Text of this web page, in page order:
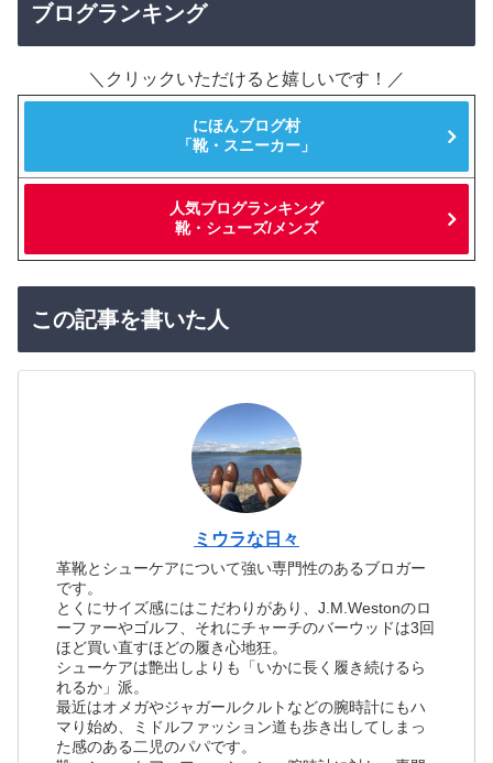
ブログランキング
＼クリックいただけると嬉しいです！／
にほんブログ村
「靴・スニーカー」
人気ブログランキング
靴・シューズ/メンズ
この記事を書いた人
ミウラな日々
革靴とシューケアについて強い専門性のあるブロガー
です。
とくにサイズ感にはこだわりがあり、J.M.Westonのロ
ーファーやゴルフ、それにチャーチのバーウッドは3回
ほど買い直すほどの履き心地狂。
シューケアは艶出しよりも「いかに長く履き続けるら
れるか」派。
最近はオメガやジャガールクルトなどの腕時計にもハ
マり始め、ミドルファッション道も歩き出してしまっ
た感のある二児のパパです。